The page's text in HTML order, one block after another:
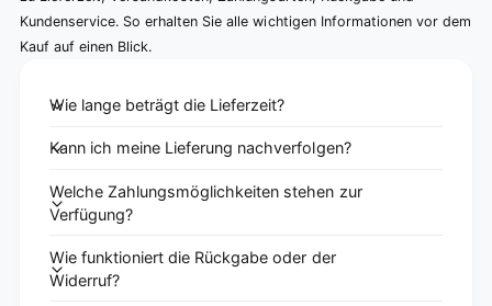
Kundenservice. So erhalten Sie alle wichtigen Informationen vor dem
Kauf auf einen Blick.
Wie lange beträgt die Lieferzeit?
Kann ich meine Lieferung nachverfolgen?
Welche Zahlungsmöglichkeiten stehen zur
Verfügung?
Wie funktioniert die Rückgabe oder der
Widerruf?